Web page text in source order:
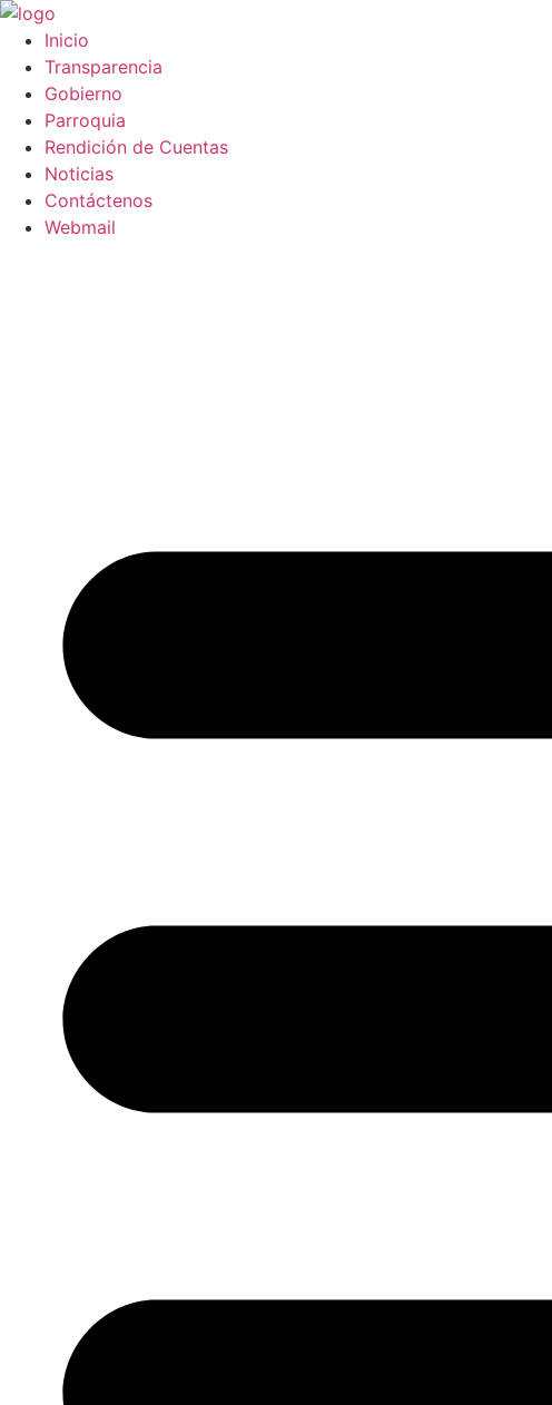
Saltar
contenido
Inicio
Transparencia
Gobierno
Parroquia
Rendición de Cuentas
Noticias
Contáctenos
Webmail